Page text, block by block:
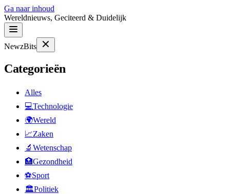
Ga naar inhoud
Wereldnieuws, Geciteerd & Duidelijk
NewzBits
Categorieën
Alles
💻Technologie
🌍Wereld
📈Zaken
🔬 Wetenschap
🏥Gezondheid
⚽Sport
🏛Politiek